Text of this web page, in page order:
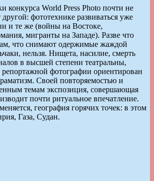
конкурса World Press Photo почти не
фототехнике развиваться уже
и те же (войны на Востоке,
мигранты на Западе). Разве что
что снимают одержимые жаждой
нельзя. Нищета, насилие, смерть
в высшей степени театральны,
репортажной фотографии ориентирован
Своей повторяемостью и
темам экспозиция, совершающая
почти ритуальное впечатление.
география горячих точек: в этом
Газа, Судан.